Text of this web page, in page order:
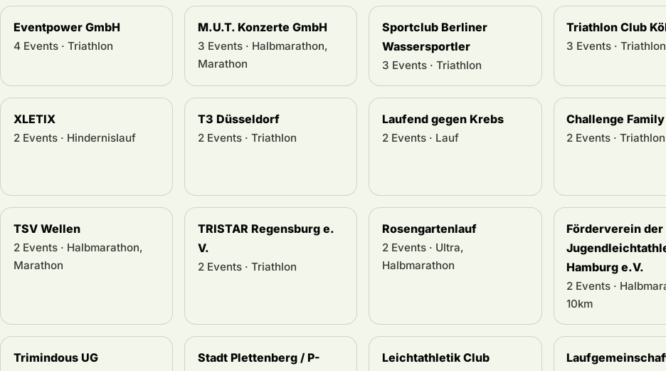
Eventpower GmbH
4 Events · Triathlon
M.U.T. Konzerte GmbH
3 Events · Halbmarathon,
Marathon
Sportclub Berliner
Wassersportler
3 Events · Triathlon
Triathlon Club
3 Events · Triathlon
XLETIX
2 Events · Hindernislauf
T3 Düsseldorf
2 Events · Triathlon
Laufend gegen Krebs
2 Events · Lauf
Challenge Family
2 Events · Triathlon
TSV Wellen
2 Events · Halbmarathon,
Marathon
TRISTAR Regensburg e.
V.
2 Events · Triathlon
Rosengartenlauf
2 Events · Ultra,
Halbmarathon
Förderverein der
Hamburg e.V.
2 Events ·
10km
Trimindous UG
Stadt Plettenberg / P-
Leichtathletik Club